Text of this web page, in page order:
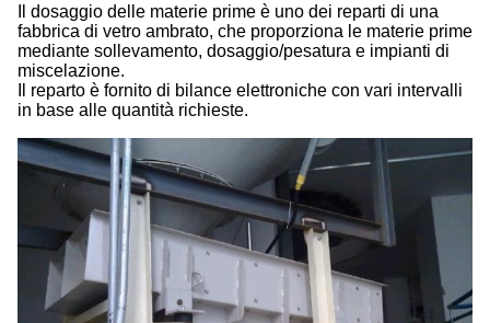
Il dosaggio delle materie prime è uno dei reparti di una
fabbrica di vetro ambrato, che proporziona le materie prime
mediante sollevamento, dosaggio/pesatura e impianti di
miscelazione.
Il reparto è fornito di bilance elettroniche con vari intervalli
in base alle quantità richieste.